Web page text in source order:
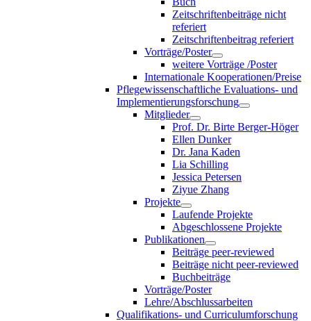
Zeitschriftenbeiträge nicht
referiert
Zeitschriftenbeitrag referiert
Vorträge/Poster
weitere Vorträge /Poster
Internationale Kooperationen/Preise
Pflegewissenschaftliche Evaluations- und
Implementierungsforschung
Mitglieder
Prof. Dr. Birte Berger-Höger
Ellen Dunker
Dr. Jana Kaden
Lia Schilling
Jessica Petersen
Ziyue Zhang
Projekte
Laufende Projekte
Abgeschlossene Projekte
Publikationen
Beiträge peer-reviewed
Beiträge nicht peer-reviewed
Buchbeiträge
Vorträge/Poster
Lehre/Abschlussarbeiten
Qualifikations- und Curriculumforschung